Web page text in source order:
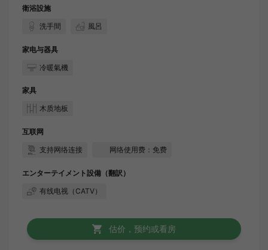
衛浴設施
洗手間
風呂
家电与器具
冷暖氣機
家具
木质地板
互联网
支持网络连接
网络使用费：免费
エンターテイメント設備（翻訳）
有线电视（CATV）
估价，预约或看房